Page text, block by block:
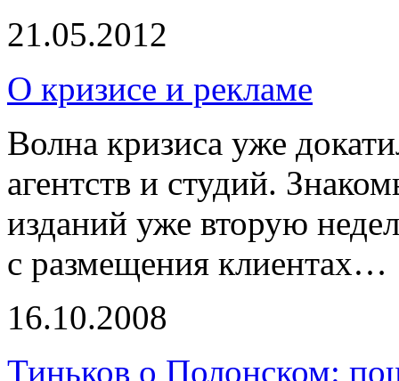
21.05.2012
О кризисе и рекламе
Волна кризиса уже
агентств и студий.
изданий уже вторую
с размещения клиентах…
16.10.2008
Тиньков о Полонском: